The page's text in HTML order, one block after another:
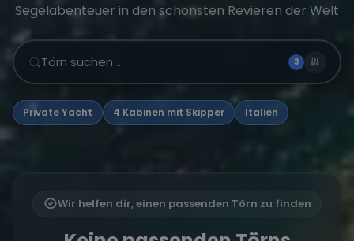
Segelabenteuer in den schönsten Revieren der Welt
Törn suchen … 3
Private Yacht 4 Kabinen mit Skipper Italien
Wir helfen dir, einen passenden Törn zu finden